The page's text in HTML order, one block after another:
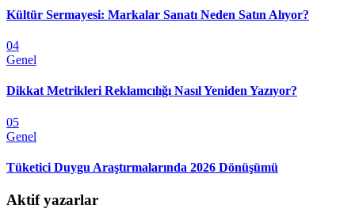
Kültür Sermayesi: Markalar Sanatı Neden Satın Alıyor?
04
Genel
Dikkat Metrikleri Reklamcılığı Nasıl Yeniden Yazıyor?
05
Genel
Tüketici Duygu Araştırmalarında 2026 Dönüşümü
Aktif yazarlar